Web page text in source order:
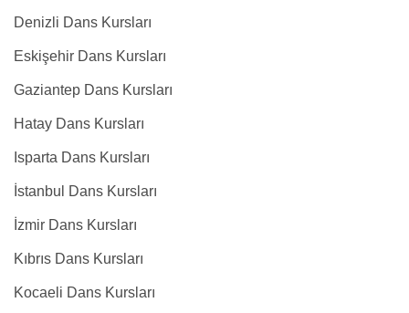
Denizli Dans Kursları
Eskişehir Dans Kursları
Gaziantep Dans Kursları
Hatay Dans Kursları
Isparta Dans Kursları
İstanbul Dans Kursları
İzmir Dans Kursları
Kıbrıs Dans Kursları
Kocaeli Dans Kursları